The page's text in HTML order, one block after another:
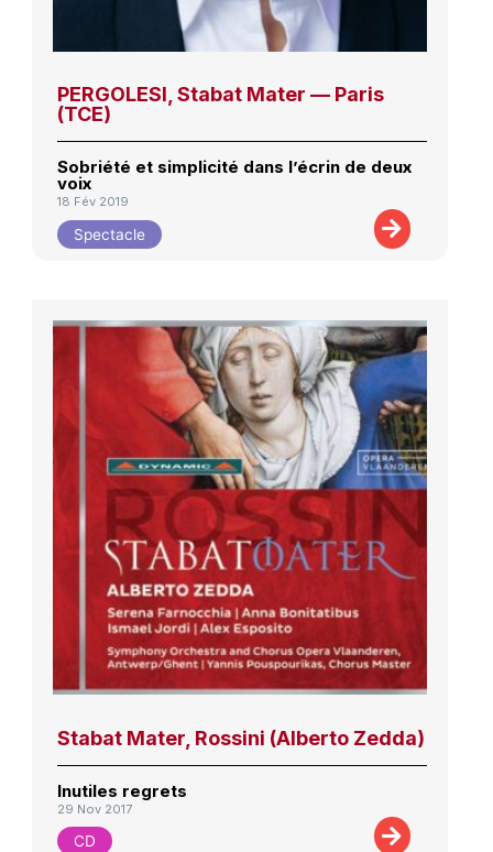
PERGOLESI, Stabat Mater — Paris
(TCE)
Sobriété et simplicité dans l’écrin de deux
voix
18 Fév 2019
Spectacle
Stabat Mater, Rossini (Alberto Zedda)
Inutiles regrets
29 Nov 2017
CD